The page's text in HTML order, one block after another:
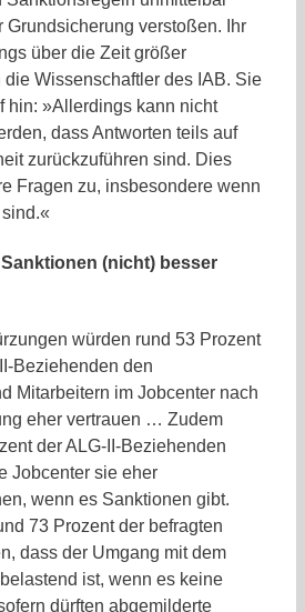
Grundsicherung verstoßen. Ihr
über die Zeit größer
Wissenschaftler des IAB. Sie
hin: »Allerdings kann nicht
dass Antworten teils auf
zurückzuführen sind. Dies
Fragen zu, insbesondere wenn
(nicht) besser
würden rund 53 Prozent
Beziehenden den
Mitarbeitern im Jobcenter nach
eher vertrauen … Zudem
der ALG-II-Beziehenden
Jobcenter sie eher
wenn es Sanktionen gibt.
73 Prozent der befragten
dass der Umgang mit dem
ist, wenn es keine
dürften abgemilderte